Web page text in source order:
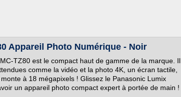
Appareil Photo Numérique - Noir
TZ80 est le compact haut de gamme de la marque. Il
comme la vidéo et la photo 4K, un écran tactile,
à 18 mégapixels ! Glissez le Panasonic Lumix
un appareil photo compact expert à portée de main !